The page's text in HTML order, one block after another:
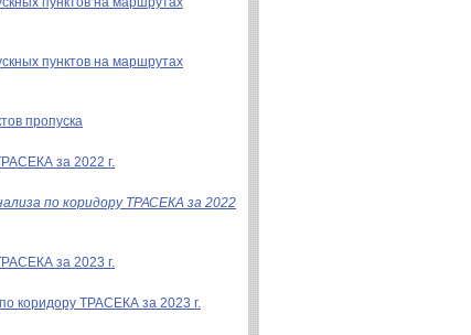
пунктов на маршрутах
пропуска
за 2022 г.
по коридору ТРАСЕКА за 2022
за 2023 г.
коридору ТРАСЕКА за 2023 г.